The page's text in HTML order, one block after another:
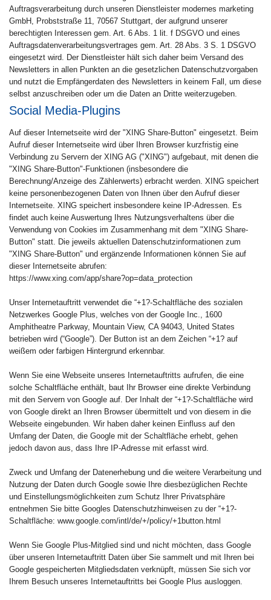
Auftragsverarbeitung durch unseren Dienstleister modernes marketing
GmbH, Probststraße 11, 70567 Stuttgart, der aufgrund unserer
berechtigten Interessen gem. Art. 6 Abs. 1 lit. f DSGVO und eines
Auftragsdatenverarbeitungsvertrages gem. Art. 28 Abs. 3 S. 1 DSGVO
eingesetzt wird. Der Dienstleister hält sich daher beim Versand des
Newsletters in allen Punkten an die gesetzlichen Datenschutzvorgaben
und nutzt die Empfängerdaten des Newsletters in keinem Fall, um diese
selbst anzuschreiben oder um die Daten an Dritte weiterzugeben.
Social Media-Plugins
Auf dieser Internetseite wird der "XING Share-Button" eingesetzt. Beim
Aufruf dieser Internetseite wird über Ihren Browser kurzfristig eine
Verbindung zu Servern der XING AG ("XING") aufgebaut, mit denen die
"XING Share-Button"-Funktionen (insbesondere die
Berechnung/Anzeige des Zählerwerts) erbracht werden. XING speichert
keine personenbezogenen Daten von Ihnen über den Aufruf dieser
Internetseite. XING speichert insbesondere keine IP-Adressen. Es
findet auch keine Auswertung Ihres Nutzungsverhaltens über die
Verwendung von Cookies im Zusammenhang mit dem "XING Share-
Button" statt. Die jeweils aktuellen Datenschutzinformationen zum
"XING Share-Button" und ergänzende Informationen können Sie auf
dieser Internetseite abrufen:
https://www.xing.com/app/share?op=data_protection
Unser Internetauftritt verwendet die “+1?-Schaltfläche des sozialen
Netzwerkes Google Plus, welches von der Google Inc., 1600
Amphitheatre Parkway, Mountain View, CA 94043, United States
betrieben wird (“Google”). Der Button ist an dem Zeichen “+1? auf
weißem oder farbigen Hintergrund erkennbar.
Wenn Sie eine Webseite unseres Internetauftritts aufrufen, die eine
solche Schaltfläche enthält, baut Ihr Browser eine direkte Verbindung
mit den Servern von Google auf. Der Inhalt der “+1?-Schaltfläche wird
von Google direkt an Ihren Browser übermittelt und von diesem in die
Webseite eingebunden. Wir haben daher keinen Einfluss auf den
Umfang der Daten, die Google mit der Schaltfläche erhebt, gehen
jedoch davon aus, dass Ihre IP-Adresse mit erfasst wird.
Zweck und Umfang der Datenerhebung und die weitere Verarbeitung und
Nutzung der Daten durch Google sowie Ihre diesbezüglichen Rechte
und Einstellungsmöglichkeiten zum Schutz Ihrer Privatsphäre
entnehmen Sie bitte Googles Datenschutzhinweisen zu der “+1?-
Schaltfläche: www.google.com/intl/de/+/policy/+1button.html
Wenn Sie Google Plus-Mitglied sind und nicht möchten, dass Google
über unseren Internetauftritt Daten über Sie sammelt und mit Ihren bei
Google gespeicherten Mitgliedsdaten verknüpft, müssen Sie sich vor
Ihrem Besuch unseres Internetauftritts bei Google Plus ausloggen.